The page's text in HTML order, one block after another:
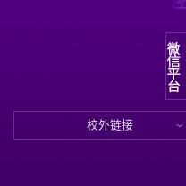
校外链接